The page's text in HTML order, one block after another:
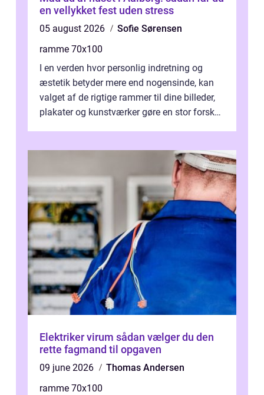
en vellykket fest uden stress
05 august 2026
Sofie Sørensen
ramme 70x100
I en verden hvor personlig indretning og
æstetik betyder mere end nogensinde, kan
valget af de rigtige rammer til dine billeder,
plakater og kunstværker gøre en stor forskel.
Elektriker virum sådan vælger du den
rette fagmand til opgaven
09 june 2026
Thomas Andersen
ramme 70x100